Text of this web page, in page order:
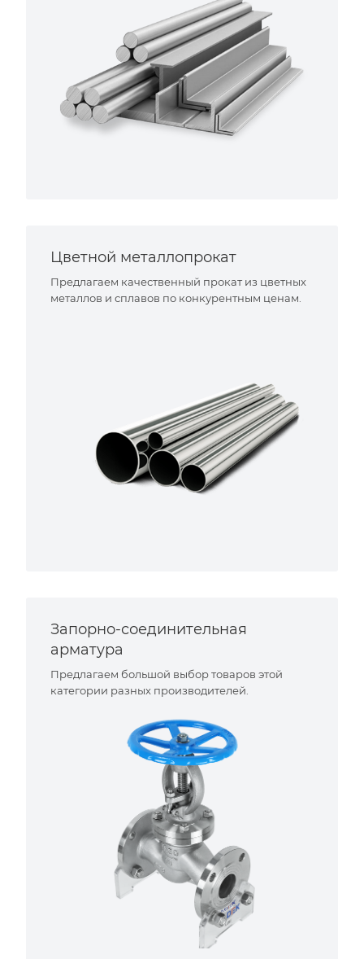
Цветной металлопрокат
Предлагаем качественный прокат из цветных
металлов и сплавов по конкурентным ценам.
Запорно-соединительная
арматура
Предлагаем большой выбор товаров этой
категории разных производителей.